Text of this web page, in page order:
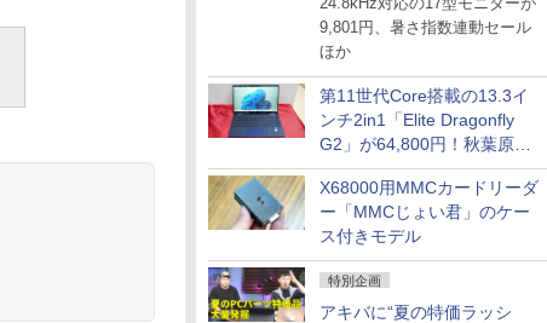
9,801円、暑さ指数連動セール
ほか
第11世代Core搭載の13.3イ
ンチ2in1「Elite Dragonfly
G2」が64,800円！秋葉原で
中古PCセール
X68000用MMCカードリーダ
ー「MMCじょい君」のケー
ス付きモデル
特別企画
アキバに“夏の特価ラッシ